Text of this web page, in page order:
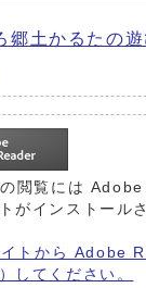
郷土かるたの遊
閲覧には
がインストール
トから Adobe
してください。